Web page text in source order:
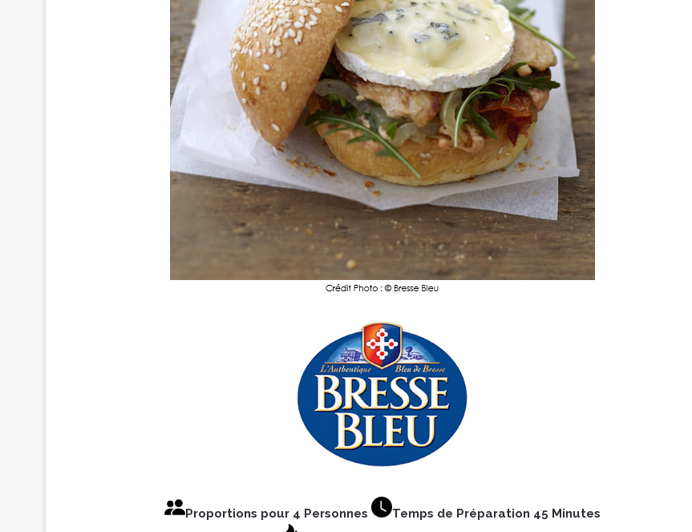
Proportions pour 4 Personnes
Temps de Préparation 45 Minutes